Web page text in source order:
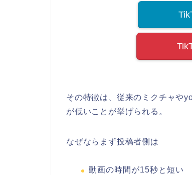
その特徴は、従来のミクチャや
が低いことが挙げられる。
なぜならまず投稿者側は
動画の時間が15秒と短い